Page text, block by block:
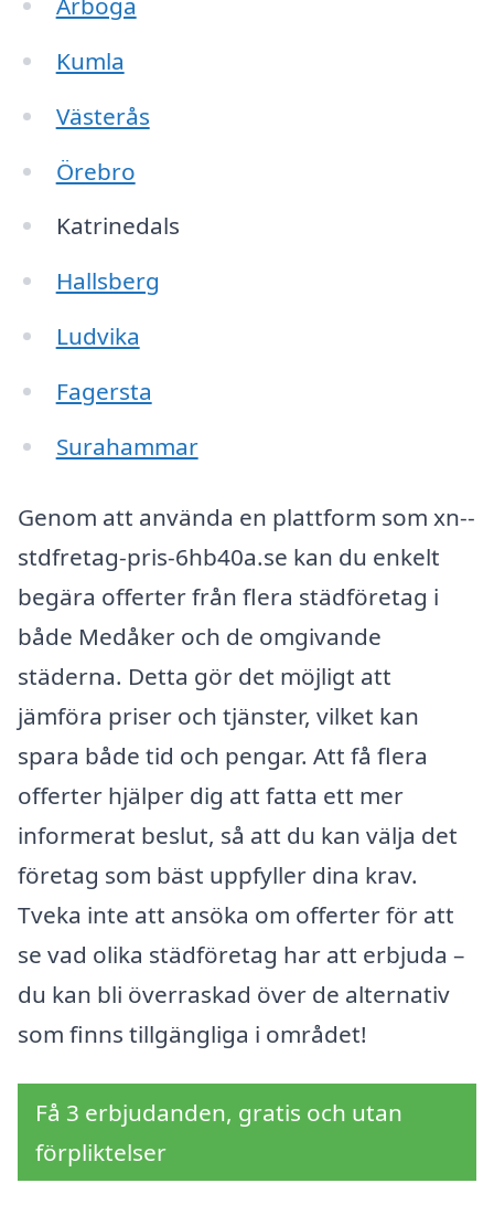
Kumla
Västerås
Örebro
Katrinedals
Hallsberg
Ludvika
Fagersta
Surahammar
Genom att använda en plattform som xn--
stdfretag-pris-6hb40a.se kan du enkelt
begära offerter från flera städföretag i
både Medåker och de omgivande
städerna. Detta gör det möjligt att
jämföra priser och tjänster, vilket kan
spara både tid och pengar. Att få flera
offerter hjälper dig att fatta ett mer
informerat beslut, så att du kan välja det
företag som bäst uppfyller dina krav.
Tveka inte att ansöka om offerter för att
se vad olika städföretag har att erbjuda –
du kan bli överraskad över de alternativ
som finns tillgängliga i området!
Få 3 erbjudanden, gratis och utan
förpliktelser